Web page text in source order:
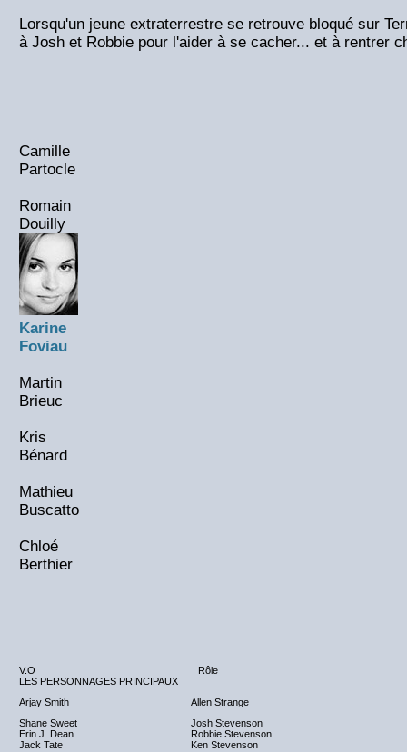
Lorsqu'un jeune extraterrestre se retrouve bloqué sur
à Josh et Robbie pour l'aider à se cacher... et à rentrer
Camille
Partocle
Romain
Douilly
Karine
Foviau
Martin
Brieuc
Kris
Bénard
Mathieu
Buscatto
Chloé
Berthier
V.O
Rôle
LES PERSONNAGES PRINCIPAUX
Arjay Smith
Allen Strange
Shane Sweet
Josh Stevenson
Erin J. Dean
Robbie Stevenson
Jack Tate
Ken Stevenson